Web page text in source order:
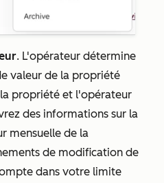
. L'opérateur détermine
valeur de la propriété
propriété et l'opérateur
des informations sur la
mensuelle de la
de modification de
dans votre limite